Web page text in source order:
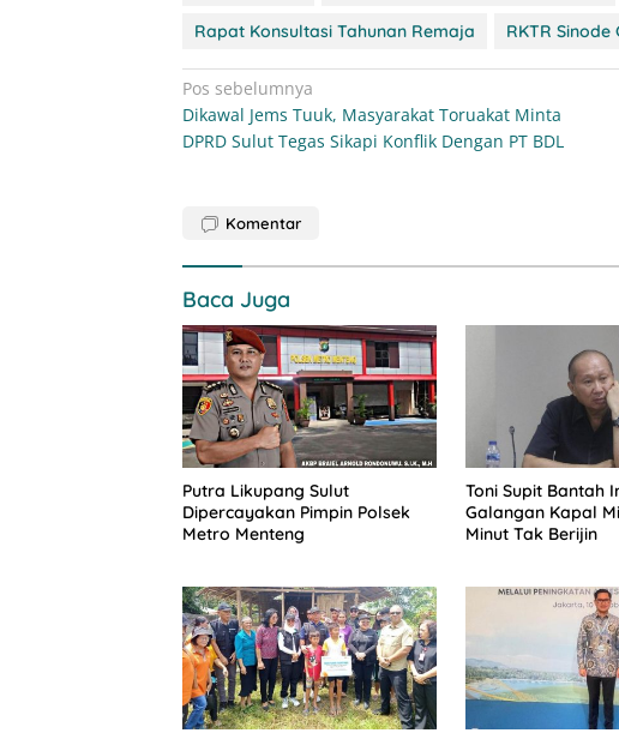
Rapat Konsultasi Tahunan Remaja
RKTR Sinode
Navigasi
pos
Pos sebelumnya
Dikawal Jems Tuuk, Masyarakat Toruakat Minta
DPRD Sulut Tegas Sikapi Konflik Dengan PT BDL
Komentar
Baca Juga
Putra Likupang Sulut
Dipercayakan Pimpin Polsek
Metro Menteng
Toni Supit Bantah
Galangan Kapal
Minut Tak Berijin